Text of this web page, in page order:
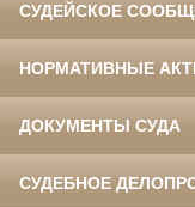
СУДЕЙСКОЕ
НОРМАТИВНЫЕ
ДОКУМЕНТЫ СУДА
СУДЕБНОЕ